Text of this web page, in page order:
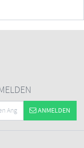
ANMELDEN